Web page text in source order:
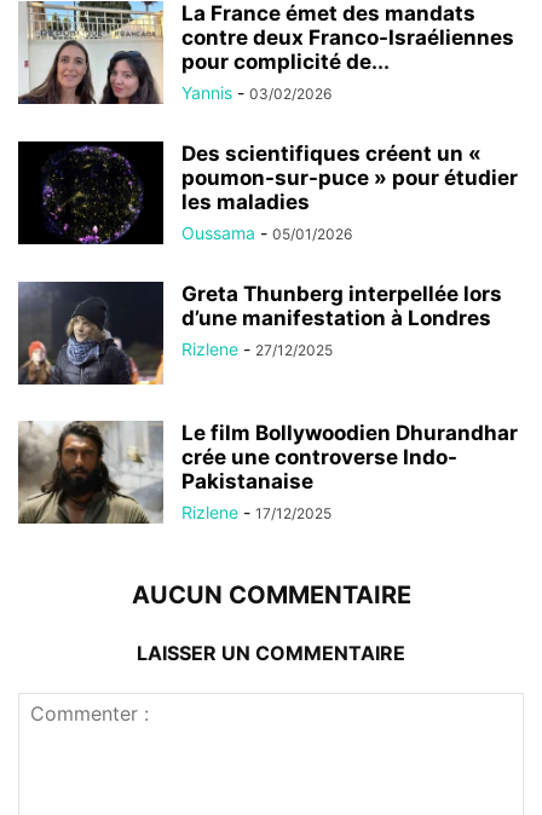
La France émet des mandats
contre deux Franco-Israéliennes
pour complicité de...
Yannis - 03/02/2026
Des scientifiques créent un «
poumon-sur-puce » pour étudier
les maladies
Oussama - 05/01/2026
Greta Thunberg interpellée lors
d’une manifestation à Londres
Rizlene - 27/12/2025
Le film Bollywoodien Dhurandhar
crée une controverse Indo-
Pakistanaise
Rizlene - 17/12/2025
AUCUN COMMENTAIRE
LAISSER UN COMMENTAIRE